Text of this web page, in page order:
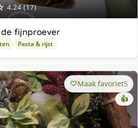
4.24 (17)
fijnproever
Pasta & rijst
Maak favoriet5
👍